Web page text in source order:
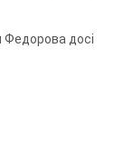
Федорова досі